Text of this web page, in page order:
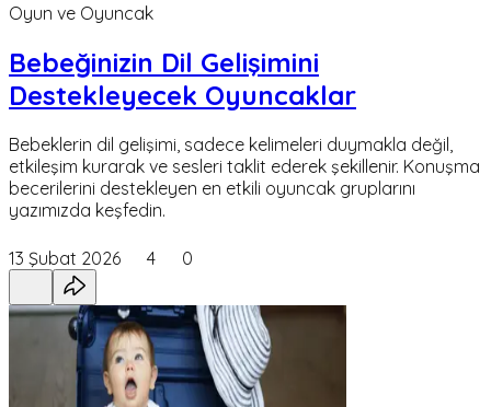
Oyun ve Oyuncak
Bebeğinizin Dil Gelişimini
Destekleyecek Oyuncaklar
Bebeklerin dil gelişimi, sadece kelimeleri duymakla değil,
etkileşim kurarak ve sesleri taklit ederek şekillenir. Konuşma
becerilerini destekleyen en etkili oyuncak gruplarını
yazımızda keşfedin.
13 Şubat 2026 4 0